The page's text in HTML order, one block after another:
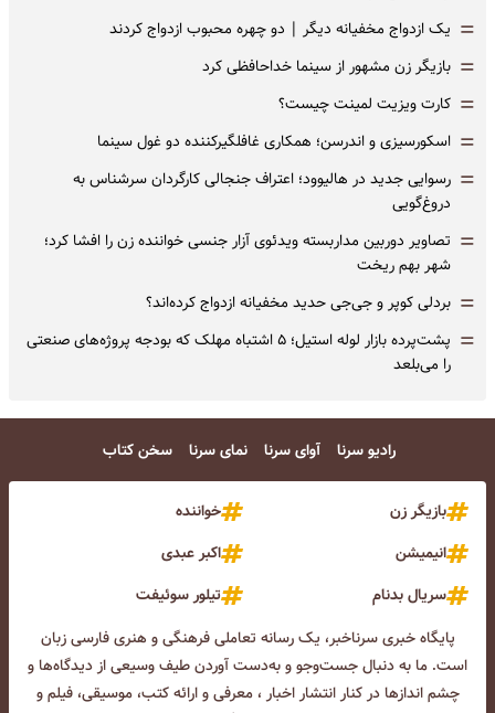
= یک ازدواج مخفیانه دیگر | دو چهره محبوب ازدواج کردند
= بازیگر زن مشهور از سینما خداحافظی کرد
= کارت ویزیت لمینت چیست؟
= اسکورسیزی و اندرسن؛ همکاری غافلگیرکننده دو غول سینما
= رسوایی جدید در هالیوود؛ اعتراف جنجالی کارگردان سرشناس به
دروغ‌گویی
= تصاویر دوربین مداربسته ویدئوی آزار جنسی خواننده زن را افشا کرد؛
شهر بهم ریخت
= بردلی کوپر و جی‌جی حدید مخفیانه ازدواج کرده‌اند؟
=
پشت‌پرده بازار لوله استیل؛ ۵ اشتباه مهلک که بودجه پروژه‌های صنعتی
را می‌بلعد
رادیو سرنا آوای سرنا نمای سرنا سخن کتاب
بازیگر زن
خواننده
انیمیشن
اکبر عبدی
سریال بدنام
تیلور سوئیفت
پایگاه خبری سرناخبر، یک رسانه تعاملی فرهنگی و هنری فارسی زبان
است. ما به دنبال جست‌و‌جو و به‌دست آوردن طیف وسیعی از دیدگاه‌ها و
چشم انداز‌ها در کنار انتشار اخبار ، معرفی و ارائه کتب، موسیقی، فیلم و